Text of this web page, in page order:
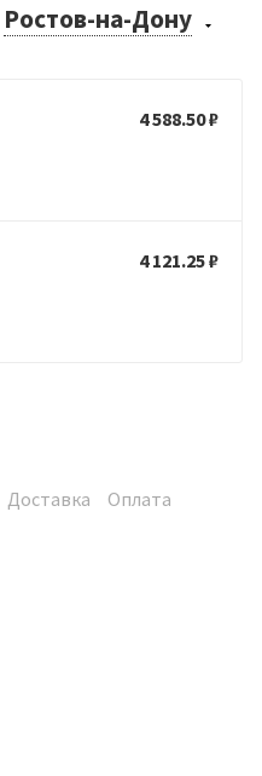
Ростов-на-Дону
4 588.50 ₽
4 121.25 ₽
Доставка Оплата